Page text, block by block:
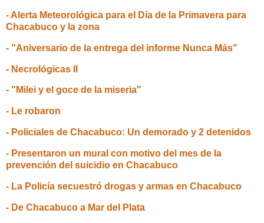
- Alerta Meteorológica para el Día de la Primavera para
Chacabuco y la zona
- "Aniversario de la entrega del informe Nunca Más"
- Necrológicas II
- "Milei y el goce de la miseria"
- Le robaron
- Policiales de Chacabuco: Un demorado y 2 detenidos
- Presentaron un mural con motivo del mes de la
prevención del suicidio en Chacabuco
- La Policía secuestró drogas y armas en Chacabuco
- De Chacabuco a Mar del Plata